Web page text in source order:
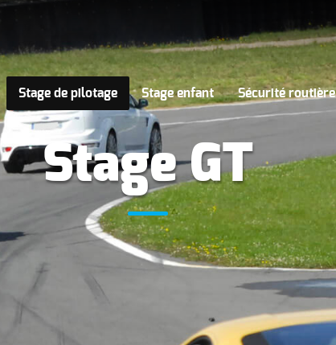
Stage de pilotage Stage enfant Sécurité routière
Stage GT